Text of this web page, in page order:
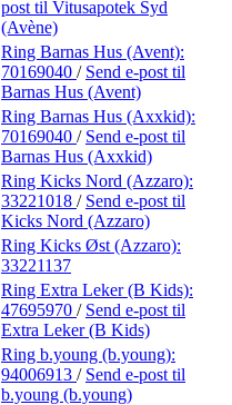
post til Vitusapotek Syd
(Avène)
Ring Barnas Hus (Avent):
70169040 / Send e-post til
Barnas Hus (Avent)
Ring Barnas Hus (Axxkid):
70169040 / Send e-post til
Barnas Hus (Axxkid)
Ring Kicks Nord (Azzaro):
33221018 / Send e-post til
Kicks Nord (Azzaro)
Ring Kicks Øst (Azzaro):
33221137
Ring Extra Leker (B Kids):
47695970 / Send e-post til
Extra Leker (B Kids)
Ring b.young (b.young):
94006913 / Send e-post til
b.young (b.young)